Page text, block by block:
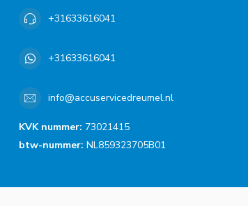
+31633616041
+31633616041
info@accuservicedreumel.nl
KVK nummer: 73021415
btw-nummer: NL859323705B01